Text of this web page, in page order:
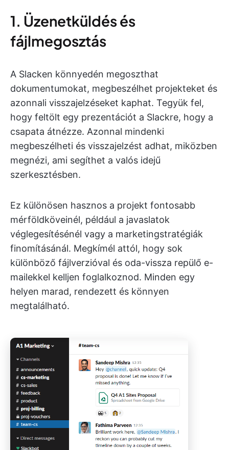
1. Üzenetküldés és
fájlmegosztás
A Slacken könnyedén megoszthat
dokumentumokat, megbeszélhet projekteket és
azonnali visszajelzéseket kaphat. Tegyük fel,
hogy feltölt egy prezentációt a Slackre, hogy a
csapata átnézze. Azonnal mindenki
megbeszélheti és visszajelzést adhat, miközben
megnézi, ami segíthet a valós idejű
szerkesztésben.
Ez különösen hasznos a projekt fontosabb
mérföldköveinél, például a javaslatok
véglegesítésénél vagy a marketingstratégiák
finomításánál. Megkímél attól, hogy sok
különböző fájlverzióval és oda-vissza repülő e-
mailekkel kelljen foglalkoznod. Minden egy
helyen marad, rendezett és könnyen
megtalálható.